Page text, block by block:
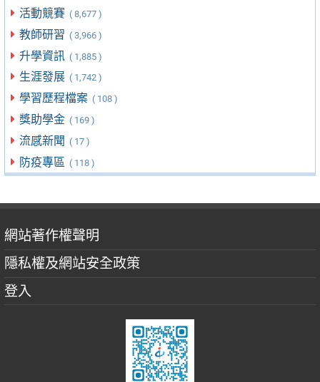
活動競賽 ( 8,677 )
教師研習 ( 3,966 )
升學資訊 ( 1,885 )
生涯發展 ( 1,742 )
學習歷程檔案 ( 108 )
獎助學金 ( 169 )
流感新聞 ( 17 )
防疫專區 ( 118 )
網站著作權聲明
隱私權及網站安全政策
登入